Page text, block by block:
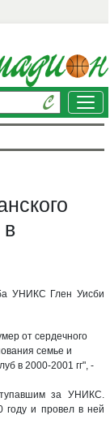
УНИКС Глен Уисби
от сердечного
семье и
в 2000-2001 гг", -
за УНИКС.
году и провел в ней